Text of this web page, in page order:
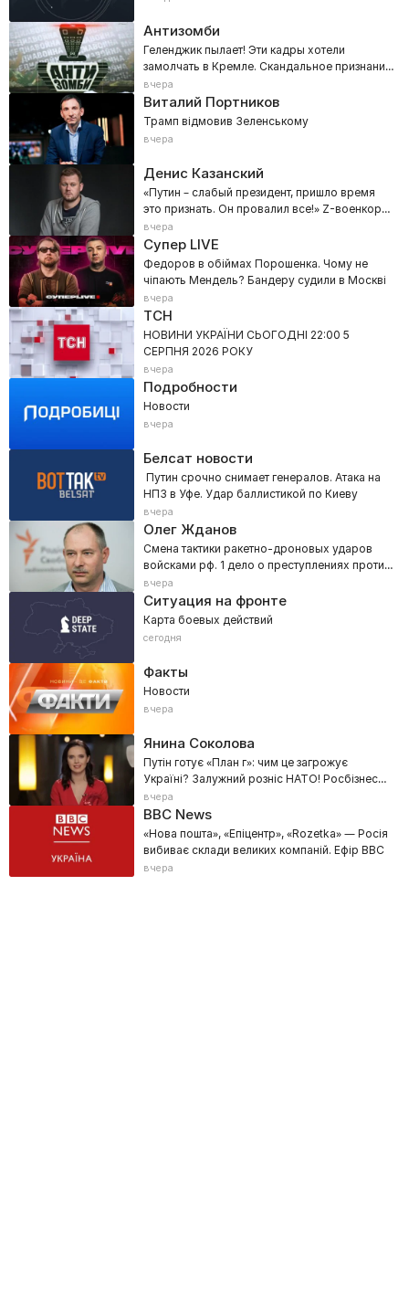
Антизомби
Геленджик пылает! Эти кадры хотели
замолчать в Кремле. Скандальное признание
Кузичева вне эфира
вчера
Виталий Портников
Трамп відмовив Зеленському
вчера
Денис Казанский
«Путин – слабый президент, пришло время
это признать. Он провалил все!» Z-военкора
прорвало в эфире
вчера
Супер LIVE
Федоров в обіймах Порошенка. Чому не
чіпають Мендель? Бандеру судили в Москві
вчера
ТСН
НОВИНИ УКРАЇНИ СЬОГОДНІ 22:00 5
СЕРПНЯ 2026 РОКУ
вчера
Подробности
Новости
вчера
Белсат новости
Путин срочно снимает генералов. Атака на
НПЗ в Уфе. Удар баллистикой по Киеву
вчера
Олег Жданов
Смена тактики ракетно-дроновых ударов
войсками рф. 1 дело о преступлениях против
человечности
вчера
Ситуация на фронте
Карта боевых действий
сегодня
Факты
Новости
вчера
Янина Соколова
Путін готує «План г»: чим це загрожує
Україні? Залужний розніс НАТО! Росбізнес
визнав: Крим — не рф!
вчера
BBC News
«Нова пошта», «Епіцентр», «Rozetka» — Росія
вибиває склади великих компаній. Ефір BBC
вчера